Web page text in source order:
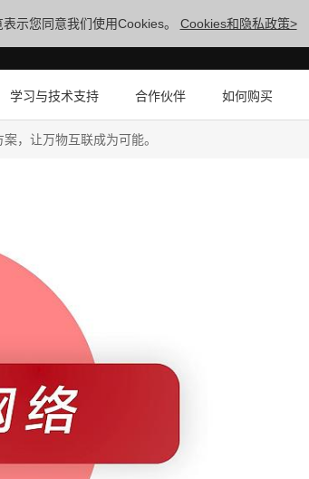
示您同意我们使用Cookies。 Cookies和隐私政策>
学习与技术支持 合作伙伴 如何购买
，让万物互联成为可能。